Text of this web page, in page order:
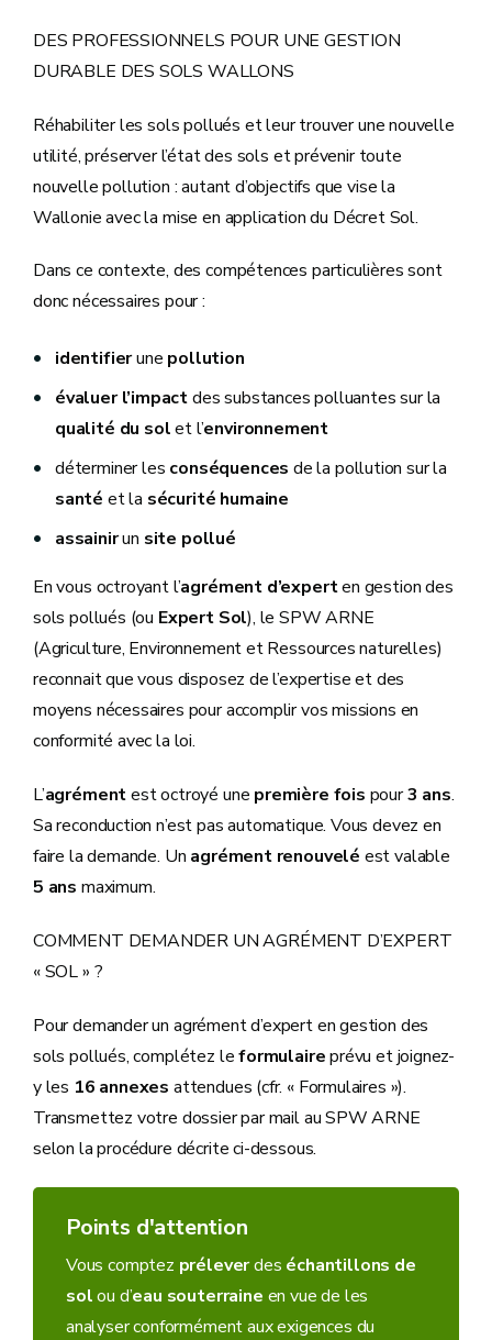
DES PROFESSIONNELS POUR UNE GESTION
DURABLE DES SOLS WALLONS
Réhabiliter les sols pollués et leur trouver une nouvelle
utilité, préserver l’état des sols et prévenir toute
nouvelle pollution : autant d’objectifs que vise la
Wallonie avec la mise en application du Décret Sol.
Dans ce contexte, des compétences particulières sont
donc nécessaires pour :
identifierune pollution
évaluer l’impactdes substances polluantes sur la
qualité du solet l’environnement
déterminer les conséquences de la pollution sur la
santé et la sécurité humaine
assainirun site pollué
En vous octroyant l’agrément d’experten gestion des
sols pollués (ou Expert Sol), le SPW ARNE
(Agriculture, Environnement et Ressources naturelles)
reconnait que vous disposez de l’expertise et des
moyens nécessaires pour accomplir vos missions en
conformité avec la loi.
L’agrémentest octroyé une première fois pour3 ans.
Sa reconduction n’est pas automatique. Vous devez en
faire la demande. Un agrément renouvelé est valable
5 ans maximum.
COMMENT DEMANDER UN AGRÉMENT D’EXPERT
« SOL » ?
Pour demander un agrément d’expert en gestion des
sols pollués, complétez leformulaireprévu et joignez-
y les 16 annexes attendues (cfr. « Formulaires »).
Transmettez votre dossier par mail au SPW ARNE
selon la procédure décrite ci-dessous.
Points d'attention
Vous comptez préleverdes échantillons de
solou d’eau souterraine en vue de les
analyser conformément aux exigences du